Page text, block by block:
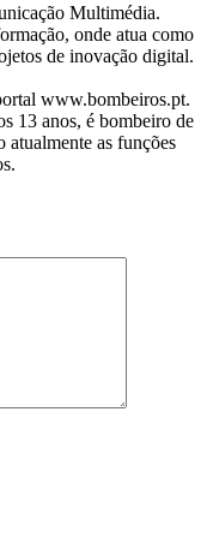
Multimédia.
onde atua como
de inovação digital.
www.bombeiros.pt.
13 anos, é bombeiro de
atualmente as funções